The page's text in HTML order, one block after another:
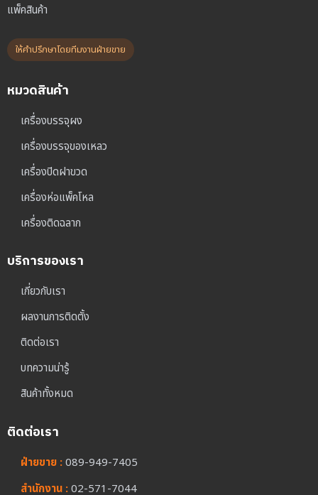
แพ็คสินค้า
ให้คำปรึกษาโดยทีมงานฝ่ายขาย
หมวดสินค้า
เครื่องบรรจุผง
เครื่องบรรจุของเหลว
เครื่องปิดฝาขวด
เครื่องห่อแพ็คโหล
เครื่องติดฉลาก
บริการของเรา
เกี่ยวกับเรา
ผลงานการติดตั้ง
ติดต่อเรา
บทความน่ารู้
สินค้าทั้งหมด
ติดต่อเรา
ฝ่ายขาย :089-949-7405
สำนักงาน :02-571-7044